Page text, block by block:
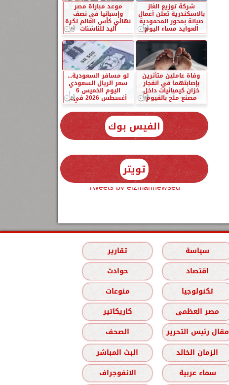
شركة توزيع الغاز
بالاسكندرية تعلن أعمال
صيانة بمحور المحمودية
العوايد مساء اليوم
موعد مباراة مصر
وإسبانيا في نصف
نهائي كأس العالم لكرة
اليد للناشئات
وفاة عاملين متأثرين
بإصابتهما في انفجار
خزان كيميائيات داخل
مصنع ملح بالفيوم
لو مسافر السعودية...
سعر الريال السعودي
اليوم الخميس 6
أغسطس 2026 في...
الفيس بوك
تويتر
Tweets by elzmannewseg
سياسة
تقارير
اقتصاد
حوادث
تكنولوجيا
منوعات
مصر العظمى
كاريكاتير
مقال رئيس التحرير
الصحف
الزمان الخالد
البث المباشر
سماء عربية الانفوجراف